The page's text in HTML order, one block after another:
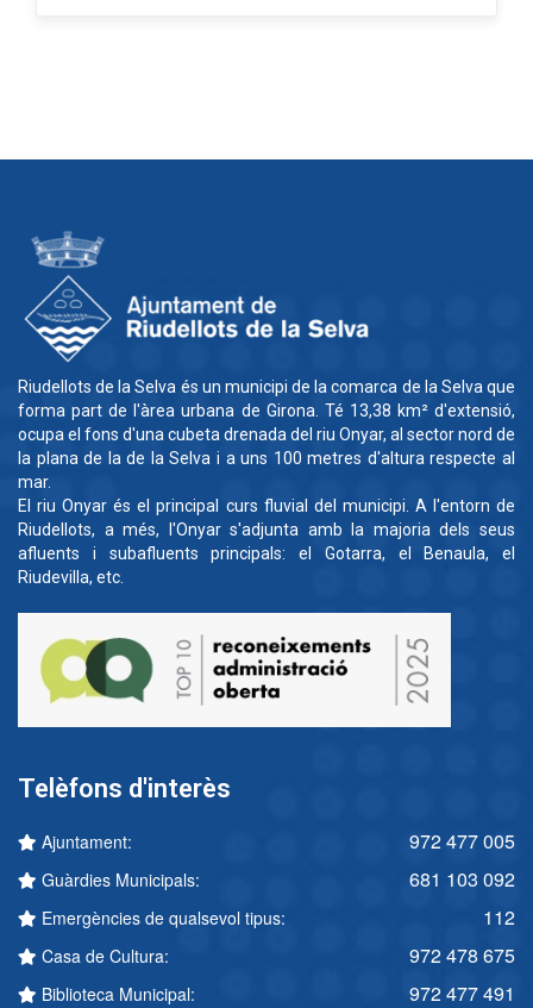
Riudellots de la Selva és un municipi de la comarca de la Selva que
forma part de l'àrea urbana de Girona. Té 13,38 km² d'extensió,
ocupa el fons d'una cubeta drenada del riu Onyar, al sector nord de
la plana de la de la Selva i a uns 100 metres d'altura respecte al
mar.
El riu Onyar és el principal curs fluvial del municipi. A l'entorn de
Riudellots, a més, l'Onyar s'adjunta amb la majoria dels seus
afluents i subafluents principals: el Gotarra, el Benaula, el
Riudevilla, etc.
Telèfons d'interès
Ajuntament: 972 477 005
Guàrdies Municipals: 681 103 092
Emergències de qualsevol tipus: 112
Casa de Cultura: 972 478 675
Biblioteca Municipal: 972 477 491